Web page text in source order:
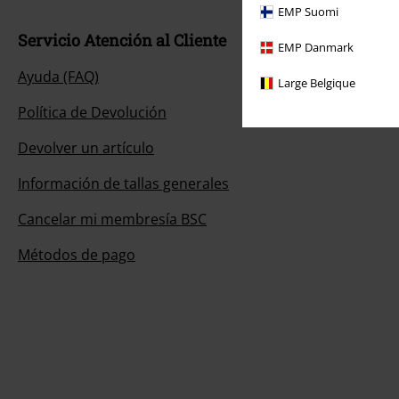
EMP Suomi
EMP Danmark
Large Belgique
Servicio Atención al Cliente
Ayuda (FAQ)
Política de Devolución
Devolver un artículo
Información de tallas generales
Cancelar mi membresía BSC
Métodos de pago